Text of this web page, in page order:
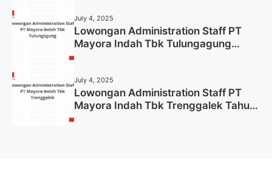
July 4, 2025
Lowongan Administration Staff PT
Mayora Indah Tbk Tulungagung
July 4, 2025
Lowongan Administration Staff PT
Mayora Indah Tbk Trenggalek Tahun